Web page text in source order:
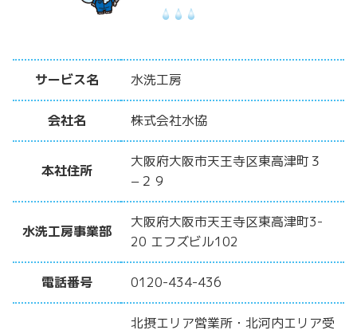
サービス名 水洗工房
会社名 株式会社水協
本社住所
大阪府大阪市天王寺区東高津町３
−２９
水洗工房事業部
大阪府大阪市天王寺区東高津町3-
20 エフズビル102
電話番号 0120-434-436
北摂エリア営業所・北河内エリア受